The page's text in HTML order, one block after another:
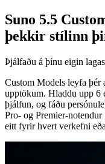
Suno 5.5
þekkir stílinn
Þjálfaðu á þínu eigin
Custom Models leyfa þér
upptökum. Hladdu upp 6
þjálfun, og fáðu
Pro- og Premier-
eitt fyrir hvert verkefni